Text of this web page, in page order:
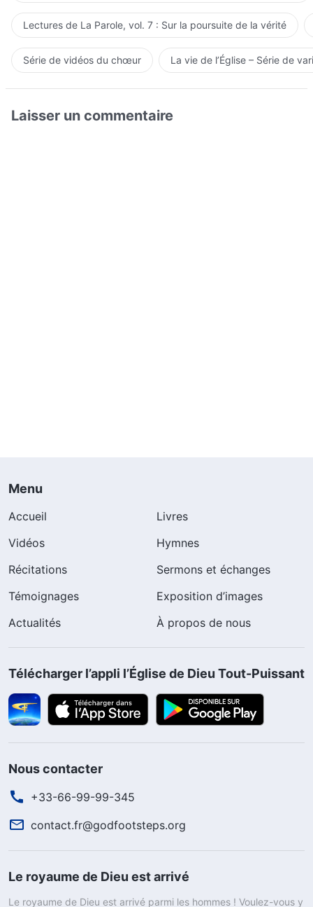
Lectures de La Parole, vol. 7 : Sur la poursuite de la vérité
Série de vidéos du chœur La vie de l’Église – Série de
Laisser un commentaire
Menu
Accueil
Livres
Vidéos
Hymnes
Récitations
Sermons et échanges
Témoignages
Exposition d’images
Actualités
À propos de nous
Télécharger l’appli l’Église de Dieu Tout-Puissant
Nous contacter
+33-66-99-99-345
contact.fr@godfootsteps.org
Le royaume de Dieu est arrivé
Le royaume de Dieu est arrivé parmi les hommes ! Voulez-vous y